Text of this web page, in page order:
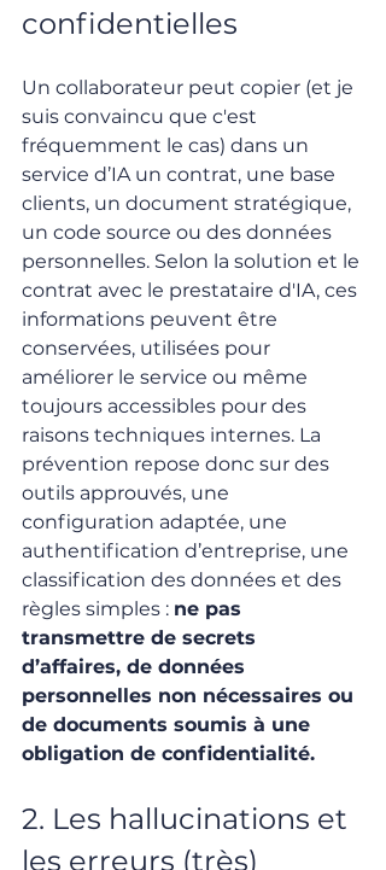
confidentielles
Un collaborateur peut copier (et je
suis convaincu que c'est
fréquemment le cas) dans un
service d’IA un contrat, une base
clients, un document stratégique,
un code source ou des données
personnelles. Selon la solution et le
contrat avec le prestataire d'IA, ces
informations peuvent être
conservées, utilisées pour
améliorer le service ou même
toujours accessibles pour des
raisons techniques internes. La
prévention repose donc sur des
outils approuvés, une
configuration adaptée, une
authentification d’entreprise, une
classification des données et des
règles simples : ne pas
transmettre de secrets
d’affaires, de données
personnelles non nécessaires ou
de documents soumis à une
obligation de confidentialité.
2. Les hallucinations et
les erreurs (très)